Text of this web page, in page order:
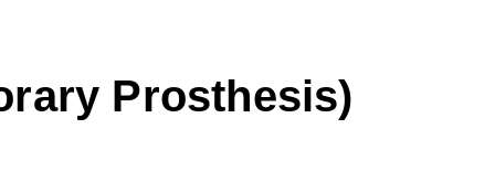
Prosthesis)